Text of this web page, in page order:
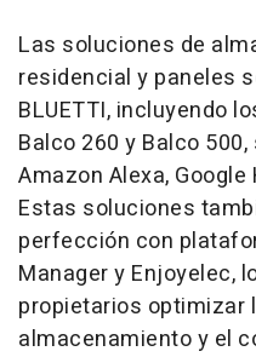
Las soluciones de
residencial y paneles
BLUETTI, incluyendo
Balco 260 y Balco
Amazon Alexa,
Estas soluciones
perfección con
Manager y Enjoyelec,
propietarios optimizar
almacenamiento y el